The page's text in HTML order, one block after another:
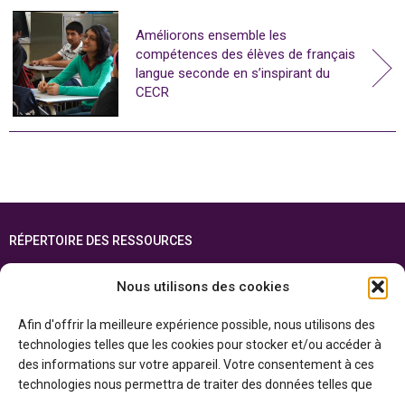
Nous utilisons des cookies
Afin d'offrir la meilleure expérience possible, nous utilisons des
technologies telles que les cookies pour stocker et/ou accéder à
des informations sur votre appareil. Votre consentement à ces
technologies nous permettra de traiter des données telles que
Améliorons ensemble les
compétences des élèves de français
langue seconde en s’inspirant du
CECR
RÉPERTOIRE DES RESSOURCES
ENGLISH
Cette ressource est réalisée grâce au soutien financier du gouvernement de
l’Ontario et du gouvernement duCanada par l’entremise du ministère du